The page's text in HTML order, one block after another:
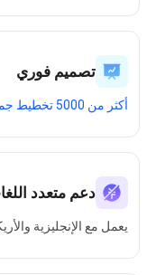
تصميم فوري
أكثر من 5000 تخطيط جميل
دعم متعدد
يعمل مع الإنجليزية